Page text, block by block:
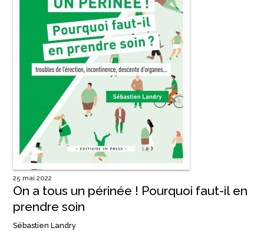
25 mai 2022
On a tous un périnée ! Pourquoi faut-il en
prendre soin
Sébastien Landry